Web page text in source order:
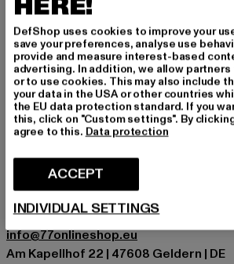
Gelegenheid: Alledaags,
Soorten sluitingen: Koord
Details: Steekzak
Cut: Breed
Merk: Cloud5ive
Kategori: Kleding
Kleur: blau
Kleur fabrikant: blue
Materiële samenstelling: 100%
Art.Nr: CL5464-00064
Fabrikant: Styleboom Textilhandels
info@77onlineshop.eu
Am Kapellhof 22 | 47608 Geldern | DE
DefShop uses cookies to improve your
save your preferences, analyse use
provide and measure interest-based
advertising. In addition, we allow
or to use cookies. This may also include
your data in the USA or other countries
the EU data protection standard. If you
this, click on "Custom settings". By
agree to this. Data protection
ACCEPT
INDIVIDUAL SETTINGS